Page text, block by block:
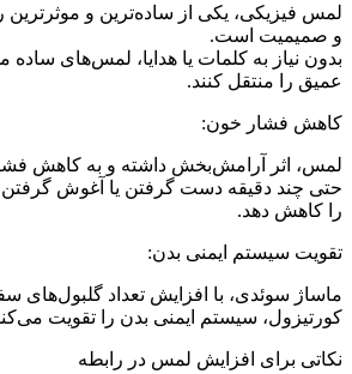
لمس فیزیکی، یکی از ساده‌ترین و موثرترین
و صمیمیت است.
بدون نیاز به کلمات یا هدایا، لمس‌های ساده
عمیق را منتقل کنند.
کاهش فشار خون:
لمس، اثر آرامش‌بخش داشته و به کاهش
حتی چند دقیقه دست گرفتن یا آغوش
را کاهش دهد.
تقویت سیستم ایمنی بدن:
ماساژ سوئدی، با افزایش تعداد
کورتیزول، سیستم ایمنی بدن را تقویت
نکاتی برای افزایش لمس در رابطه